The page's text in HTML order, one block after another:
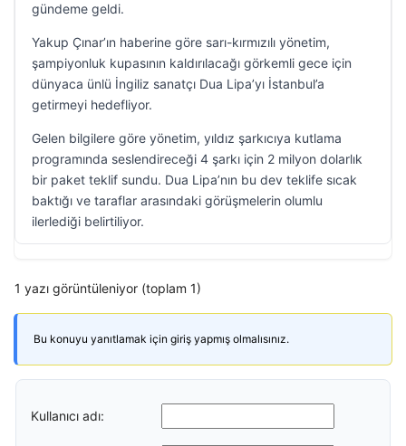
gündeme geldi.
Yakup Çınar’ın haberine göre sarı-kırmızılı yönetim,
şampiyonluk kupasının kaldırılacağı görkemli gece için
dünyaca ünlü İngiliz sanatçı Dua Lipa’yı İstanbul’a
getirmeyi hedefliyor.
Gelen bilgilere göre yönetim, yıldız şarkıcıya kutlama
programında seslendireceği 4 şarkı için 2 milyon dolarlık
bir paket teklif sundu. Dua Lipa’nın bu dev teklife sıcak
baktığı ve taraflar arasındaki görüşmelerin olumlu
ilerlediği belirtiliyor.
1 yazı görüntüleniyor (toplam 1)
Bu konuyu yanıtlamak için giriş yapmış olmalısınız.
Kullanıcı adı: